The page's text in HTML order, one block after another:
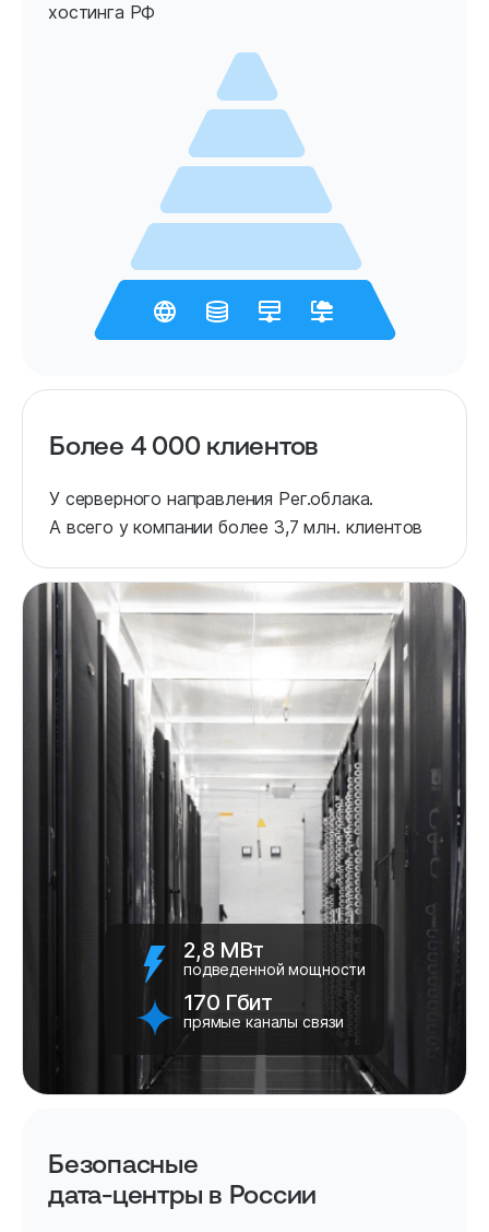
хостинга РФ
Более 4 000 клиентов
У серверного направления Рег.облака.
А всего у компании более 3,7 млн. клиентов
2,8 МВт
подведенной мощности
170 Гбит
прямые каналы связи
Безопасные
дата-центры в России